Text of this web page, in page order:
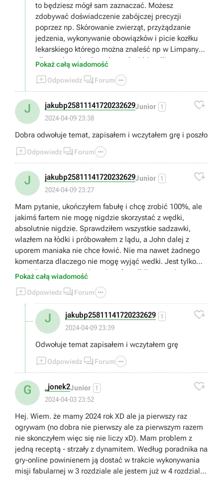
to będziesz mógł sam zaznaczać. Możesz
zdobywać doświadczenie zabójczej precyzji
poprzez np. Skórowanie zwierząt, przyżądzanie
jedzenia, wykonywanie obowiązków i picie kozłku
lekarskiego którego można znaleść np w Limpany
albo w skrzynkach w obozach o'driscolli
Pokaż całą wiadomość
Odpowiedz  Forum 
J jakubp25811141720232629Junior 1
2024-04-09 23:38

Dobra odwołuje temat, zapisałem i wczytałem grę i poszło
Odpowiedz  Forum 
J jakubp25811141720232629Junior 1
2024-04-09 23:27

Mam pytanie, ukończyłem fabułę i chcę zrobić 100%, ale
jakimś fartem nie mogę nigdzie skorzystać z wędki,
absolutnie nigdzie. Sprawdziłem wszystkie sadzawki,
wlazłem na łódki i próbowałem z lądu, a John dalej z
uporem maniaka nie chce łowić. Nie ma nawet żadnego
komentarza dlaczego nie mogę wyjąć wedki. Jest tylko
napis " nie można tutaj wyciągać wędki" proszę i pomoc.
Pokaż całą wiadomość
Odpowiedz  Forum 
J jakubp25811141720232629 1
2024-04-09 23:39

Odwołuje temat zapisałem i wczytałem grę
Odpowiedz  Forum 
G _jonek2Junior 1
2024-04-03 23:52

Hej. Wiem. że mamy 2024 rok XD ale ja pierwszy raz
ogrywam (no dobra nie pierwszy ale za pierwszym razem
nie skonczyłem więc się nie liczy xD). Mam problem z
jedną receptą - strzały z dynamitem. Według poradnika na
gry-online powinienem ją dostać w trakcie wykonywania
misji fabularnej w 3 rozdziale ale jestem już w 4 rozdziale i